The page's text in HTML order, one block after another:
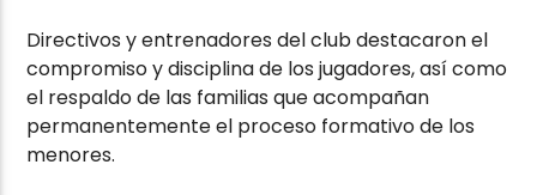
Directivos y entrenadores del club destacaron el
compromiso y disciplina de los jugadores, así como
el respaldo de las familias que acompañan
permanentemente el proceso formativo de los
menores.